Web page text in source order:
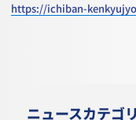
https://ichiban-
ニュースカテゴ